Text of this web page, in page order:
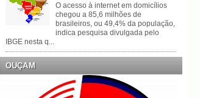
O acesso à internet em domicílios
chegou a 85,6 milhões de
brasileiros, ou 49,4% da população,
indica pesquisa divulgada pelo
IBGE nesta q...
OUÇAM